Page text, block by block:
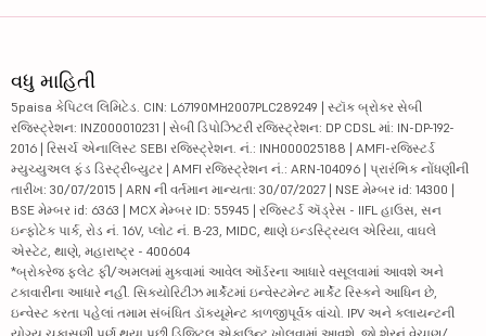
વધુ માહિતી
5paisa કેપિટલ લિમિટેડ. CIN: L67190MH2007PLC289249 | સ્ટૉક બ્રોકર સેબી
રજિસ્ટ્રેશન: INZ000010231 | સેબી ડિપોઝિટરી રજિસ્ટ્રેશન: DP CDSL માં: IN-DP-192-
2016 | રિસર્ચ એનાલિસ્ટ SEBI રજિસ્ટ્રેશન. નં.: INH000025188 | AMFI-રજિસ્ટર્ડ
મ્યુચ્યુઅલ ફંડ ડિસ્ટ્રીબ્યુટર | AMFI રજિસ્ટ્રેશન નં.: ARN-104096 | પ્રારંભિક નોંધણીની
તારીખ: 30/07/2015 | ARN ની વર્તમાન માન્યતા: 30/07/2027 | NSE મેમ્બર id: 14300 |
BSE મેમ્બર id: 6363 | MCX મેમ્બર ID: 55945 | રજિસ્ટર્ડ ઍડ્રેસ - IIFL હાઉસ, સન
ઇન્ફોટેક પાર્ક, રોડ નં. 16V, પ્લોટ નં. B-23, MIDC, થાણે ઇન્ડસ્ટ્રિયલ એરિયા, વાઘલે
એસ્ટેટ, થાણે, મહારાષ્ટ્ર - 400604
*બ્રોકરેજ ફ્લેટ ફી/અમલમાં મુકવામાં આવેલ ઑર્ડરના આધારે વસૂલવામાં આવશે અને
ટકાવારીના આધારે નહીં. સિક્યોરિટીઝ માર્કેટમાં ઇન્વેસ્ટમેન્ટ માર્કેટ રિસ્કને આધિન છે,
ઇન્વેસ્ટ કરતા પહેલાં તમામ સંબંધિત ડૉક્યૂમેન્ટ કાળજીપૂર્વક વાંચો. IPV અને ક્લાયન્ટની